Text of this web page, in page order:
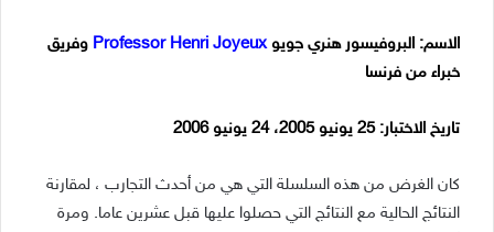
الاسم: البروفيسور هنري جويو Professor Henri Joyeux وفريق
خبراء من فرنسا
تاريخ الاختبار: 25 يونيو 2005، 24 يونيو 2006
كان الغرض من هذه السلسلة التي هي من أحدث التجارب ، لمقارنة
النتائج الحالية مع النتائج التي حصلوا عليها قبل عشرين عاما. ومرة